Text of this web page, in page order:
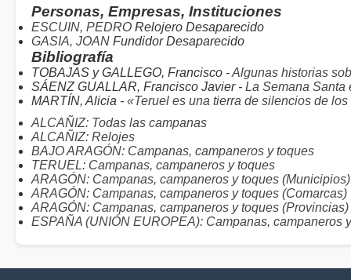
Personas, Empresas, Instituciones
ESCUIN, PEDRO Relojero Desaparecido
GASIA, JOAN Fundidor Desaparecido
Bibliografía
TOBAJAS y GALLEGO, Francisco -Algunas historias
SÁENZ GUALLAR, Francisco Javier - La Semana Santa
MARTÍN, Alicia - «Teruel es una tierra de silencios de
ALCAÑIZ: Todas las campanas
ALCAÑIZ: Relojes
BAJO ARAGÓN: Campanas, campaneros y toques
TERUEL: Campanas, campaneros y toques
ARAGÓN: Campanas, campaneros y toques (Municipios)
ARAGÓN: Campanas, campaneros y toques (Comarcas)
ARAGÓN: Campanas, campaneros y toques (Provincias)
ESPAÑA (UNIÓN EUROPEA): Campanas, campaneros